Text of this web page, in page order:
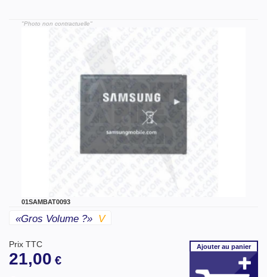
"Photo non contractuelle"
01SAMBAT0093
«gros Volume ?» V
Prix TTC
21,00 €
Ajouterau panier